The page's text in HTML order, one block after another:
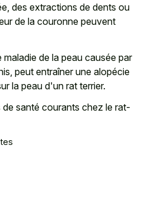
des extractions de dents ou
de la couronne peuvent
de la peau causée par
peut entraîner une alopécie
la peau d'un rat terrier.
santé courants chez le rat-